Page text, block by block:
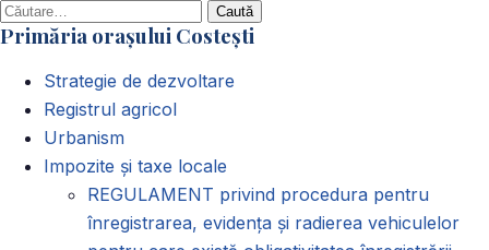
Caută
după:
Primăria orașului Costești
Strategie de dezvoltare
Registrul agricol
Urbanism
Impozite și taxe locale
REGULAMENT privind procedura pentru
înregistrarea, evidența și radierea vehiculelor